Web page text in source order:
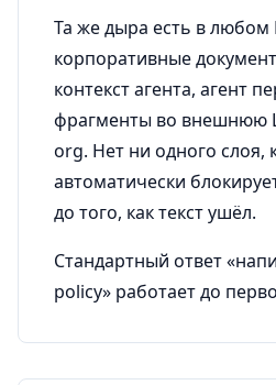
Та же дыра есть в любом
корпоративные
контекст агента, агент
фрагменты во внешнюю
org. Нет ни одного слоя,
автоматически
до того, как текст ушёл.
Стандартный ответ
policy» работает до